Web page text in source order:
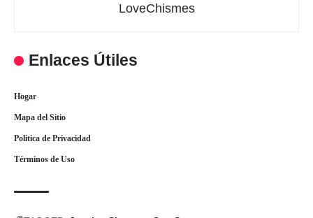
LoveChismes
Enlaces Útiles
Hogar
Mapa del Sitio
Politica de Privacidad
Términos de Uso